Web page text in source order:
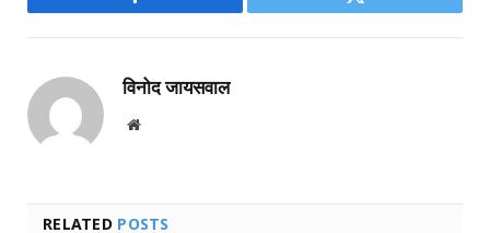
Facebook Twitter
विनोद जायसवाल
Website
RELATED POSTS